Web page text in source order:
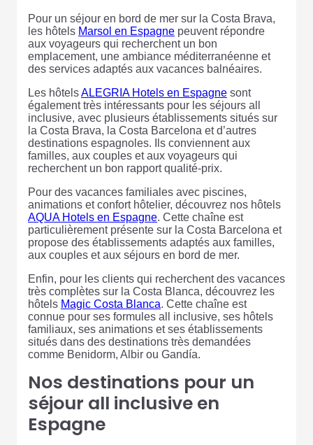
Pour un séjour en bord de mer sur la Costa Brava,
les hôtels Marsol en Espagne peuvent répondre
aux voyageurs qui recherchent un bon
emplacement, une ambiance méditerranéenne et
des services adaptés aux vacances balnéaires.
Les hôtelsALEGRIA Hotels en Espagne sont
également très intéressants pour les séjours all
inclusive, avec plusieurs établissements situés sur
la Costa Brava, la Costa Barcelona et d’autres
destinations espagnoles. Ils conviennent aux
familles, aux couples et aux voyageurs qui
recherchent un bon rapport qualité-prix.
Pour des vacances familiales avec piscines,
animations et confort hôtelier, découvrez nos hôtels
AQUA Hotels en Espagne. Cette chaîne est
particulièrement présente sur la Costa Barcelona et
propose des établissements adaptés aux familles,
aux couples et aux séjours en bord de mer.
Enfin, pour les clients qui recherchent des vacances
très complètes sur la Costa Blanca, découvrez les
hôtels Magic Costa Blanca. Cette chaîne est
connue pour ses formules all inclusive, ses hôtels
familiaux, ses animations et ses établissements
situés dans des destinations très demandées
comme Benidorm, Albir ou Gandía.
Nos destinations pour un
séjour all inclusive en
Espagne